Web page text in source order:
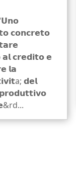
𝗰𝗼𝗻𝗰𝗿𝗲𝘁𝗼
𝗮𝗹 𝗰𝗿𝗲𝗱𝗶𝘁𝗼 𝗲
𝗹𝗮
𝗱𝗲𝗹